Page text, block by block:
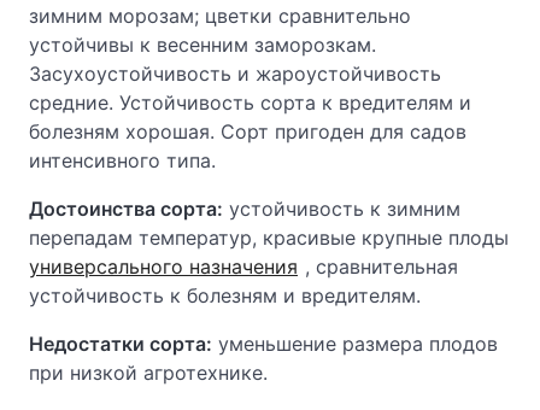
зимним морозам; цветки сравнительно
устойчивы к весенним заморозкам.
Засухоустойчивость и жароустойчивость
средние. Устойчивость сорта к вредителям и
болезням хорошая. Сорт пригоден для садов
интенсивного типа.
Достоинства сорта: устойчивость к зимним
перепадам температур, красивые крупные плоды
универсального назначения , сравнительная
устойчивость к болезням и вредителям.
Недостатки сорта: уменьшение размера плодов
при низкой агротехнике.